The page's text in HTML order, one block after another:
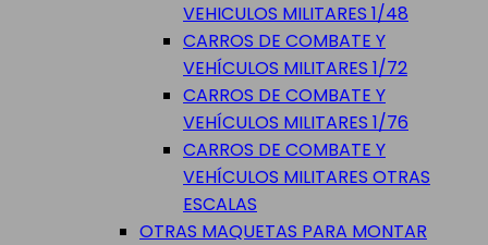
VEHICULOS MILITARES 1/48
CARROS DE COMBATE Y
VEHÍCULOS MILITARES 1/72
CARROS DE COMBATE Y
VEHÍCULOS MILITARES 1/76
CARROS DE COMBATE Y
VEHÍCULOS MILITARES OTRAS
ESCALAS
OTRAS MAQUETAS PARA MONTAR